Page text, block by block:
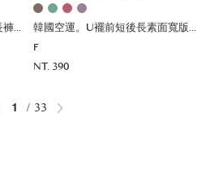
孕婦褲。褲管蕾絲瑜珈腰內搭長褲(薄) 韓國空運。U襬前短後長素面寬版上衣
F
NT. 390
1 33